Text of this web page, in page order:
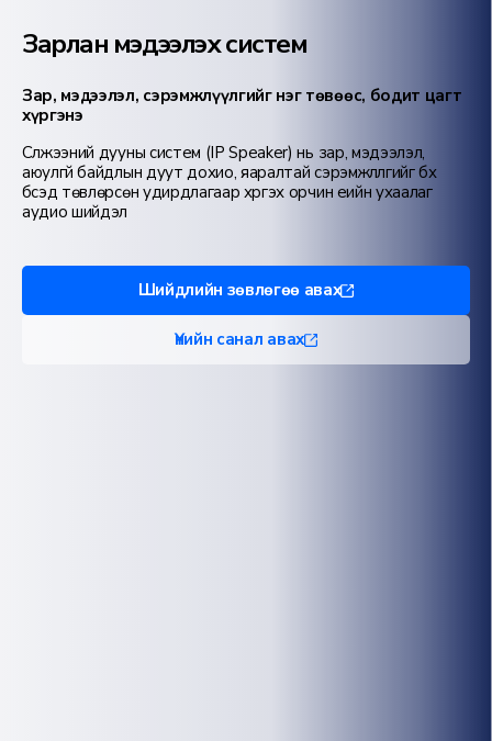
Зарлан мэдээлэх систем
Зар, мэдээлэл, сэрэмжлүүлгийг нэг төвөөс, бодит цагт
хүргэнэ
Сүлжээний дууны систем (IP Speaker) нь зар, мэдээлэл,
аюулгүй байдлын дуут дохио, яаралтай сэрэмжлүүлгийг бүх
бүсэд төвлөрсөн удирдлагаар хүргэх орчин үеийн ухаалаг
аудио шийдэл
Шийдлийн зөвлөгөө авах
Үнийн санал авах